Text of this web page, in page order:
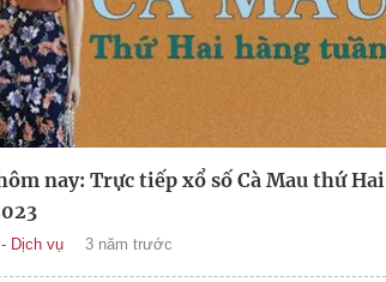
nay: Trực tiếp xổ số Cà Mau thứ Hai
Dịch vụ 3 năm trước